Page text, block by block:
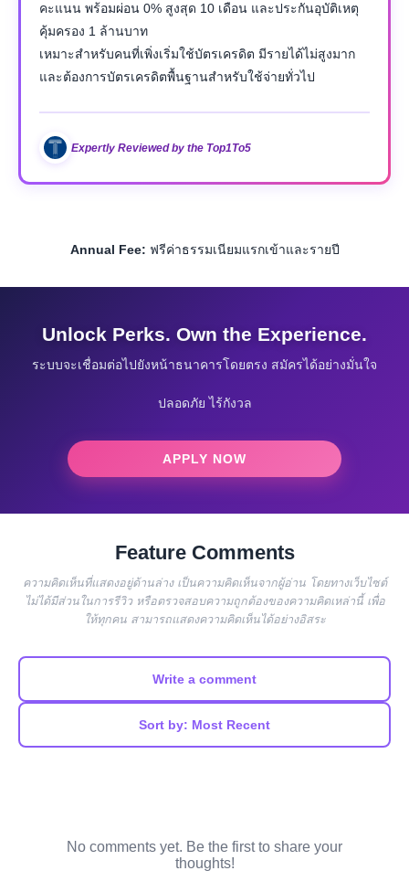
คะแนน พร้อมผ่อน 0% สูงสุด 10 เดือน และประกันอุบัติเหตุ
คุ้มครอง 1 ล้านบาท
เหมาะสำหรับคนที่เพิ่งเริ่มใช้บัตรเครดิต มีรายได้ไม่สูงมาก
และต้องการบัตรเครดิตพื้นฐานสำหรับใช้จ่ายทั่วไป
Expertly Reviewed by the Top1To5
Annual Fee: ฟรีค่าธรรมเนียมแรกเข้าและรายปี
Unlock Perks. Own the Experience.
ระบบจะเชื่อมต่อไปยังหน้าธนาคารโดยตรง สมัครได้อย่างมั่นใจ
ปลอดภัย ไร้กังวล
APPLY NOW
Feature Comments
ความคิดเห็นที่แสดงอยู่ด้านล่าง เป็นความคิดเห็นจากผู้อ่าน โดยทางเว็บไซต์
ไม่ได้มีส่วนในการรีวิว หรือตรวจสอบความถูกต้องของความคิดเหล่านี้ เพื่อ
ให้ทุกคน สามารถแสดงความคิดเห็นได้อย่างอิสระ
Write a comment
Sort by: Most Recent
No comments yet. Be the first to share your
thoughts!